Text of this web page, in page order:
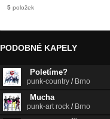
5 položek
PODOBNÉ KAPELY
Poletíme?
punk-country / Brno
Mucha
punk-art rock / Brno